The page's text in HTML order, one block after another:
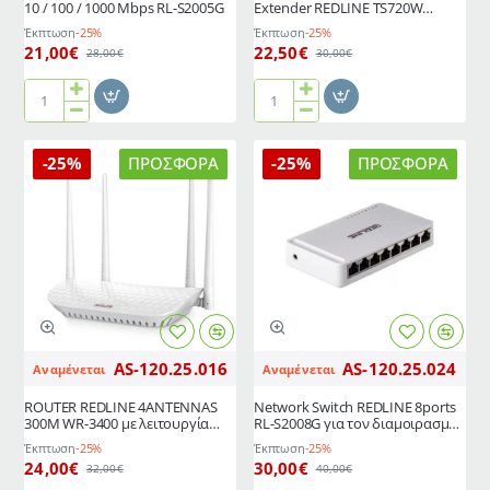
10 / 100 / 1000 Mbps RL-S2005G
Έκπτωση-25%
21,00€ 28,00€
Network
REDLINE
5-
1000
Mbps
S2005G
Extender REDLINE TS720W
300Mbps με κεραία πολλαπλής
κατεύθυνσης
Έκπτωση-25%
22,50€ 30,00€
Ασύρματη
WiFi
Extender
300Mbps
κατεύθυνσης
ΠΡΟΣΦΟΡΆ
-25%
Αναμένεται AS-120.25.016
ROUTER REDLINE 4ANTENNAS
300M WR-3400 με λειτουργία
δρομολογητή, AP, Client,
Repeater & WISP
Έκπτωση-25%
24,00€ 32,00€
ΠΡΟΣΦΟΡΆ
-25%
Αναμένεται AS-120.25.024
Network Switch REDLINE 8ports
RL-S2008G για τον διαμοιρασμό
του σήματος σε 8 διαφορετικές
θύρες LAN
Έκπτωση-25%
30,00€ 40,00€